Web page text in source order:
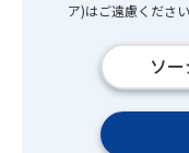
ア)はご遠慮ください
ソ